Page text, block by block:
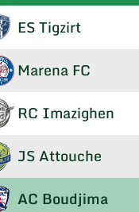
ES Tigzirt
Marena FC
RC Imazighen
JS Attouche
AC Boudjima